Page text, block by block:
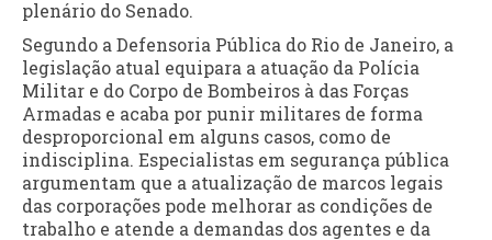
plenário do Senado.
Segundo a Defensoria Pública do Rio de Janeiro, a
legislação atual equipara a atuação da Polícia
Militar e do Corpo de Bombeiros à das Forças
Armadas e acaba por punir militares de forma
desproporcional em alguns casos, como de
indisciplina. Especialistas em segurança pública
argumentam que a atualização de marcos legais
das corporações pode melhorar as condições de
trabalho e atende a demandas dos agentes e da